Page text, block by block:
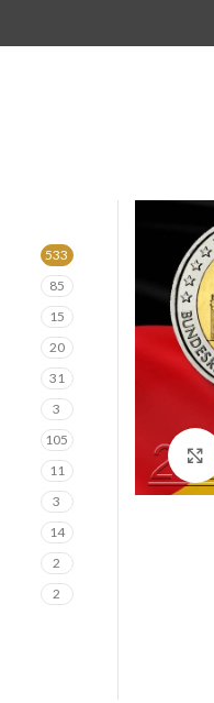
533
85
15
20
31
3
105
11
3
14
2
2